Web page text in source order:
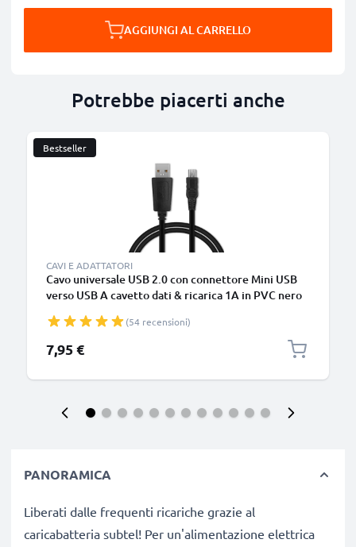
AGGIUNGI AL CARRELLO
Potrebbe piacerti anche
Bestseller
CAVI E ADATTATORI
Cavo universale USB 2.0 con connettore Mini USB
verso USB A cavetto dati & ricarica 1A in PVC nero
(54 recensioni)
7,95 €
PANORAMICA
Liberati dalle frequenti ricariche grazie al
caricabatteria subtel! Per un'alimentazione elettrica